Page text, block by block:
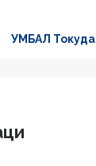
УМБАЛ Токуда